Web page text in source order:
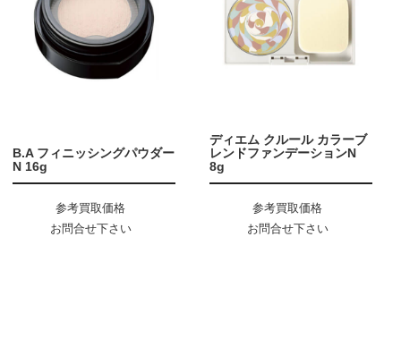
B.A フィニッシングパウダー
N 16g
参考買取価格
お問合せ下さい
ディエム クルール カラーブ
レンドファンデーションN
8g
参考買取価格
お問合せ下さい